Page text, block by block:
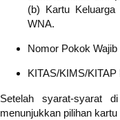
(b) Kartu
WNA.
Nomor Pokok
KITAS/KIMS/KITAP
Setelah syarat-syarat
menunjukkan pilihan